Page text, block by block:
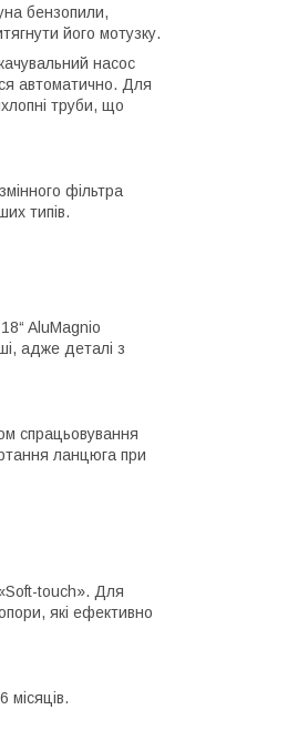
бензопили,
його мотузку.
насос
автоматично. Для
труби, що
фільтра
типів.
AluMagnio
адже деталі з
спрацьовування
ланцюга при
touch». Для
які ефективно
місяців.